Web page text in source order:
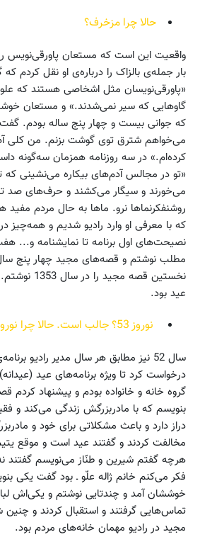
حالا چرا مزخرف؟
واقعیت این است که مستعان پاورقی‌نویس
بار جمله‌ی بالزاک را درباره‌ی او نقل کردم
«پاورقی‌نویسان مثل اشخاصی هستند که
گاوهایی که سیر نمی‌شدند.» و مستعان
که جوانی بیست و چهار پنج ساله بودم. گفت
می‌خواهم شترق توی گوشت بزنم. من کلی
کرده‌ام.» در سه روزنامه همزمان سه‌گونه
«تو در مجالس آدم‌های بیکاره می‌نشینی
می‌خورند و سیگار می‌کشند و حرف‌های صد
روشنفکرنماها نرو. ماها به حال مردم مفید
که با معرفی او وارد رادیو شدیم و همه‌چیز
نصیحت‌های اول برنامه تا نمایشنامه و...
مطلب نوشتم و قصه‌های مجید چهار پنج سال
نخستین قصه
عید بود.
نوروز 53؟ جالب است. حالا چرا نوروز؟
سال 52 نیز مطابق هر سال مدیر رادیو
درخواست کرد تا ویژه برنامه‌های عید
گروه خانه و خانواده بودم و پیشنهاد کردم
بنویسم که با مادربزرگش زندگی می‌کند و
دراز دارد و باعث مشکلاتی برای خود و
مخالفت کردند و گفتند عید است و موقع
هرچه گفتم شیرین و طنّاز می‌نویسم گفتند
فکر می‌کنم خانم ژاله علّو ـ بود گفت یکی
خوششان آمد و چندتایی نوشتم و یکی‌اش
تماس‌هایی گرفتند و استقبال کردند و
مجید در رادیو مهمان خانه‌های مردم بود.